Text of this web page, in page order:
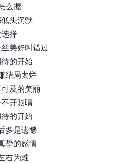
么握
头沉默
择
美好叫错过
的开始
结局太烂
及的美丽
开眼睛
的开始
多是遗憾
挚的感情
右为难